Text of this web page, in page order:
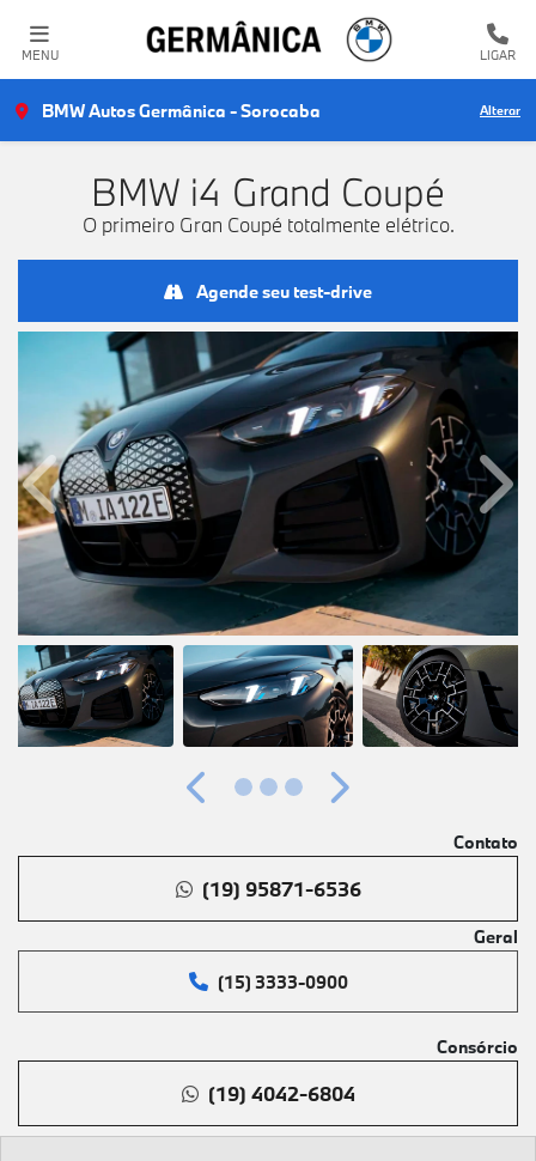
MENU LIGAR
BMW Autos Germânica - Sorocaba Alterar
BMW i4 Grand Coupé
O primeiro Gran Coupé totalmente elétrico.
Agende seu test-drive
Anterior
Anterior Próximo
Contato
(19) 95871-6536
Geral
(15) 3333-0900
Consórcio
(19) 4042-6804